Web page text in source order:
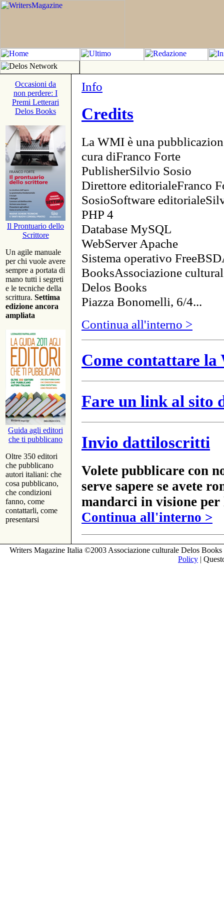
Occasioni da
non perdere: I
Premi Letterari
Delos Books
Il Prontuario dello
Scrittore
Un agile manuale
per chi vuole avere
sempre a portata di
mano tutti i segreti
e le tecniche della
scrittura. Settima
edizione ancora
ampliata
Guida agli editori
che ti pubblicano
Oltre 350 editori
che pubblicano
autori italiani: che
cosa pubblicano,
che condizioni
fanno, come
contattarli, come
presentarsi
Info
Credits
La WMI è una
cura diFranco Forte
PublisherSilvio Sosio
Direttore editorialeFranco
SosioSoftware
PHP 4
Database MySQL
WebServer Apache
Sistema operativo
BooksAssociazione
Delos Books
Piazza Bonomelli, 6/4...
Continua all'interno >
Come contattare
Fare un link al sito
Invio dattiloscritti
Volete pubblicare con
serve sapere se avete
mandarci in visione
Continua all'interno >
Writers Magazine Italia ©2003 Associazione culturale Delos
Policy |